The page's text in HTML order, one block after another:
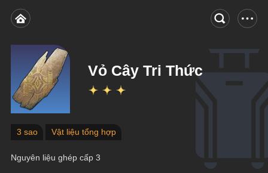
Vỏ Cây Tri Thức
3 sao Vật liệu tổng hợp
Nguyên liệu ghép cấp 3